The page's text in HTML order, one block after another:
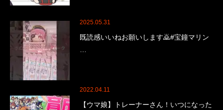
2025.05.31
既読感いいねお願いします🙇#宝鐘マリン
…
2022.04.11
【ウマ娘】トレーナーさん！いつになった